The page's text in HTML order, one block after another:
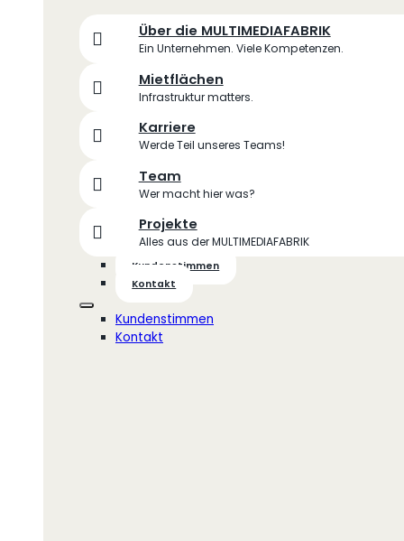
Über die MULTIMEDIAFABRIK
Ein Unternehmen. Viele Kompetenzen.
Mietflächen
Infrastruktur matters.
Karriere
Werde Teil unseres Teams!
Team
Wer macht hier was?
Projekte
Alles aus der MULTIMEDIAFABRIK
Kundenstimmen
Kontakt
Kundenstimmen
Kontakt